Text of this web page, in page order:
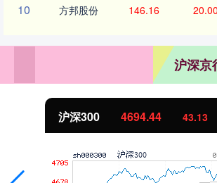
10 方邦股份 146.16
沪深京
北证50 1134.24